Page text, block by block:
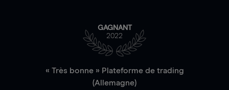
GAGNANT
2022
« Très bonne » Plateforme de trading
(Allemagne)